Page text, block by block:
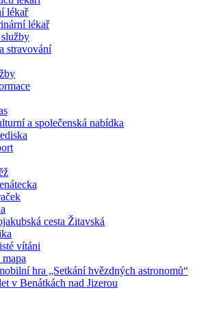
lékař
lékař
stravování
a společenská nabídka
cesta Žitavská
vítáni
hra „Setkání hvězdných astronomů“
v Benátkách nad Jizerou